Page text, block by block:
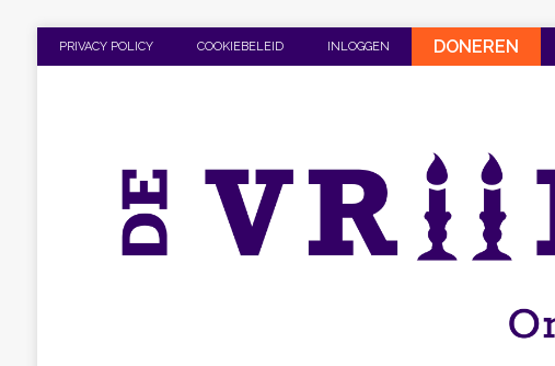
PRIVACY POLICY COOKIEBELEID INLOGGEN DONEREN